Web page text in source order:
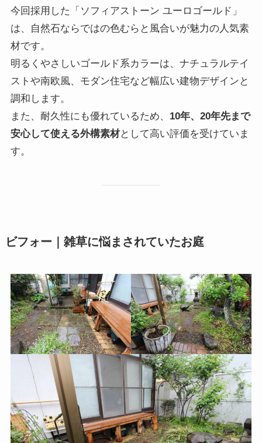
今回採用した「ソフィアストーン ユーロゴールド」
は、自然石ならではの色むらと風合いが魅力の人気素
材です。
明るくやさしいゴールド系カラーは、ナチュラルテイ
ストや南欧風、モダン住宅など幅広い建物デザインと
調和します。
また、耐久性にも優れているため、 10年、20年先まで
安心して使える外構素材として高い評価を受けていま
す。
ビフォー｜雑草に悩まされていたお庭